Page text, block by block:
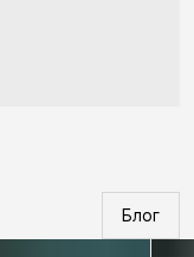
Блог